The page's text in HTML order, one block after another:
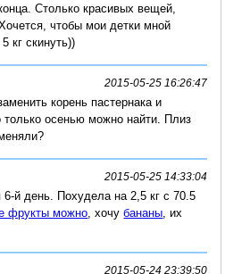
Столько красивых вещей,
Хочется, чтобы мои детки мной
кг скинуть))
2015-05-25 16:26:47
корень пастернака и
осенью можно найти. Плиз
2015-05-25 14:33:04
й день. Похудела на 2,5 кг с 70.5
фрукты можно , хочубананы , их
2015-05-24 23:39:50